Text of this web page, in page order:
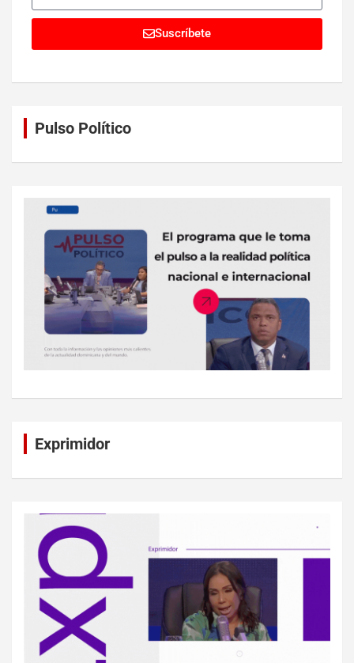
Suscríbete
Pulso Político
Exprimidor